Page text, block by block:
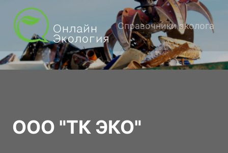
Справочники эколога
ООО "ТК ЭКО"